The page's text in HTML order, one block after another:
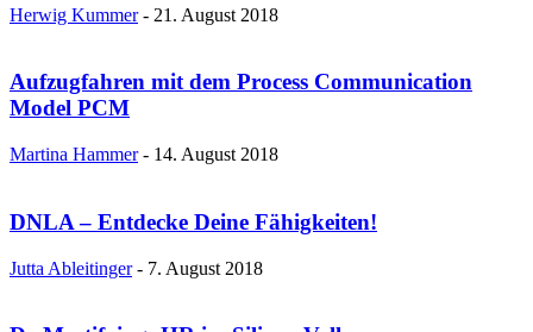
Herwig Kummer - 21. August 2018
Aufzugfahren mit dem Process Communication
Model PCM
Martina Hammer - 14. August 2018
DNLA – Entdecke Deine Fähigkeiten!
Jutta Ableitinger - 7. August 2018